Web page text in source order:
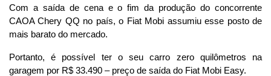
Com a saída de cena e o fim da produção do concorrente
CAOA Chery QQ no país, o Fiat Mobi assumiu esse posto de
mais barato do mercado.
Portanto, é possível ter o seu carro zero quilômetros na
garagem por R$ 33.490 – preço de saída do Fiat Mobi Easy.